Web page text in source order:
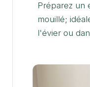
Préparez un
mouillé;
l'évier ou